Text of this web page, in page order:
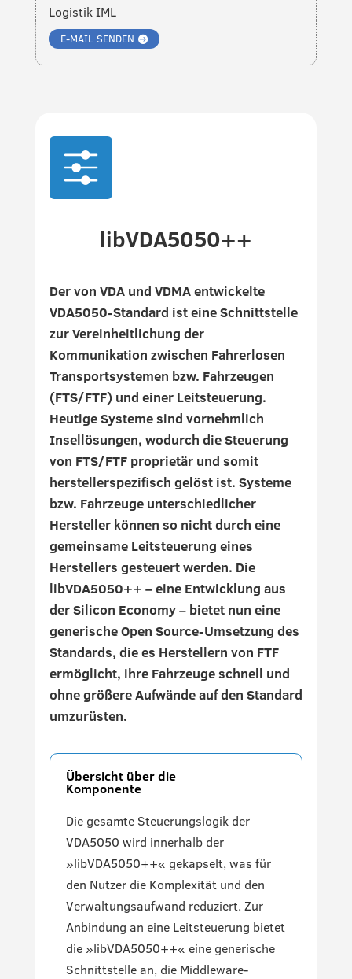
Logistik IML

E-MAIL SENDEN
libVDA5050++
Der von VDA und VDMA entwickelte
VDA5050-Standard ist eine Schnittstelle
zur Vereinheitlichung der
Kommunikation zwischen Fahrerlosen
Transportsystemen bzw. Fahrzeugen
(FTS/FTF) und einer Leitsteuerung.
Heutige Systeme sind vornehmlich
Insellösungen, wodurch die Steuerung
von FTS/FTF proprietär und somit
herstellerspezifisch gelöst ist. Systeme
bzw. Fahrzeuge unterschiedlicher
Hersteller können so nicht durch eine
gemeinsame Leitsteuerung eines
Herstellers gesteuert werden. Die
libVDA5050++ – eine Entwicklung aus
der Silicon Economy – bietet nun eine
generische Open Source-Umsetzung des
Standards, die es Herstellern von FTF
ermöglicht, ihre Fahrzeuge schnell und
ohne größere Aufwände auf den Standard
umzurüsten.
Übersicht über die
Komponente
Die gesamte Steuerungslogik der
VDA5050 wird innerhalb der
»libVDA5050++« gekapselt, was für
den Nutzer die Komplexität und den
Verwaltungsaufwand reduziert. Zur
Anbindung an eine Leitsteuerung bietet
die »libVDA5050++« eine generische
Schnittstelle an, die Middleware-